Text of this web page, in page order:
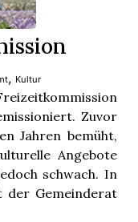
, Kultur
Zuvor
Jahren bemüht,
Angebote
schwach. In
der Gemeinderat